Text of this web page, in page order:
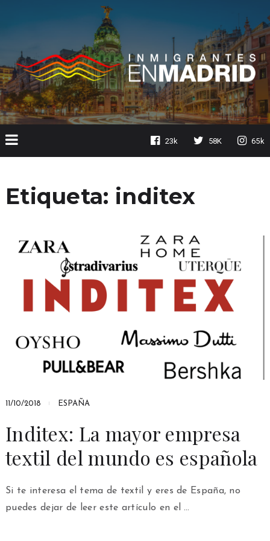
23k 58K 65k
Etiqueta: inditex
11/10/2018 ESPAÑA
Inditex: La mayor empresa
textil del mundo es española
Si te interesa el tema de textil y eres de España, no
puedes dejar de leer este artículo en el …